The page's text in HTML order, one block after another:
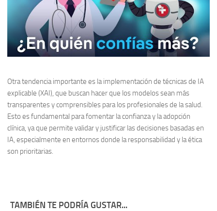
Otra tendencia importante es la implementación de técnicas de IA
explicable (XAI), que buscan hacer que los modelos sean más
transparentes y comprensibles para los profesionales de la salud.
Esto es fundamental para fomentar la confianza y la adopción
clínica, ya que permite validar y justificar las decisiones basadas en
IA, especialmente en entornos donde la responsabilidad y la ética
son prioritarias.
TAMBIÉN TE PODRÍA GUSTAR...